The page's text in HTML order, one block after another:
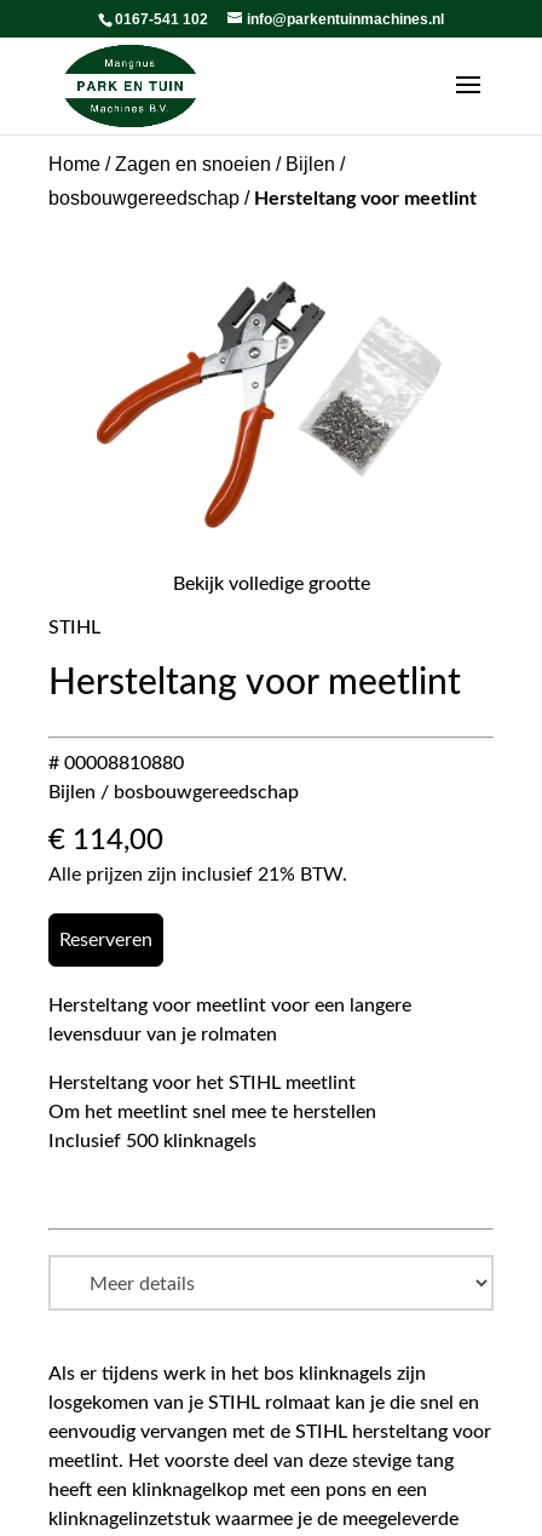
0167-541 102 info@parkentuinmachines.nl
Home /Zagen en snoeien / Bijlen /
bosbouwgereedschap / Hersteltang voor meetlint
Bekijk volledige grootte
STIHL
Hersteltang voor meetlint
# 00008810880
Bijlen / bosbouwgereedschap
€ 114,00
Alle prijzen zijn inclusief 21% BTW.
Reserveren
Hersteltang voor meetlint voor een langere
levensduur van je rolmaten
Hersteltang voor het STIHL meetlint
Om het meetlint snel mee te herstellen
Inclusief 500 klinknagels
Als er tijdens werk in het bos klinknagels zijn
losgekomen van je STIHL rolmaat kan je die snel en
eenvoudig vervangen met de STIHL hersteltang voor
meetlint. Het voorste deel van deze stevige tang
heeft een klinknagelkop met een pons en een
klinknagelinzetstuk waarmee je de meegeleverde